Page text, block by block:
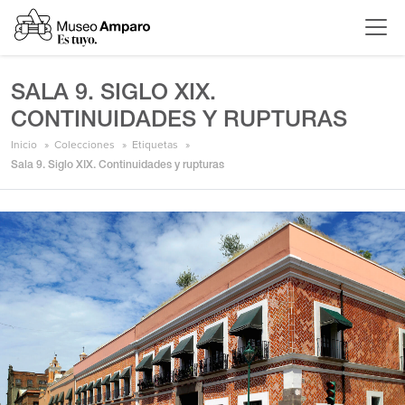
SALA 9. SIGLO XIX.
CONTINUIDADES Y RUPTURAS
Inicio Colecciones Etiquetas
Sala 9. Siglo XIX. Continuidades y rupturas